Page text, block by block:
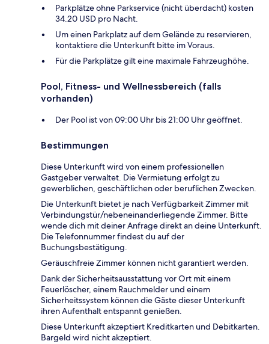
Parkplätze ohne Parkservice (nicht überdacht) kosten
34.20 USD pro Nacht.
Um einen Parkplatz auf dem Gelände zu reservieren,
kontaktiere die Unterkunft bitte im Voraus.
Für die Parkplätze gilt eine maximale Fahrzeughöhe.
Pool, Fitness- und Wellnessbereich (falls
vorhanden)
Der Pool ist von 09:00 Uhr bis 21:00 Uhr geöffnet.
Bestimmungen
Diese Unterkunft wird von einem professionellen
Gastgeber verwaltet. Die Vermietung erfolgt zu
gewerblichen, geschäftlichen oder beruflichen Zwecken.
Die Unterkunft bietet je nach Verfügbarkeit Zimmer mit
Verbindungstür/nebeneinanderliegende Zimmer. Bitte
wende dich mit deiner Anfrage direkt an deine Unterkunft.
Die Telefonnummer findest du auf der
Buchungsbestätigung.
Geräuschfreie Zimmer können nicht garantiert werden.
Dank der Sicherheitsausstattung vor Ort mit einem
Feuerlöscher, einem Rauchmelder und einem
Sicherheitssystem können die Gäste dieser Unterkunft
ihren Aufenthalt entspannt genießen.
Diese Unterkunft akzeptiert Kreditkarten und Debitkarten.
Bargeld wird nicht akzeptiert.